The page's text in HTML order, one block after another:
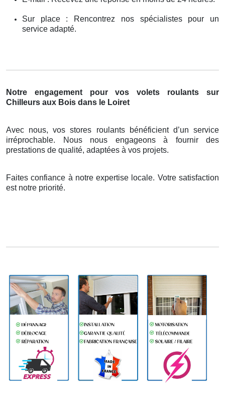
Sur place : Rencontrez nos spécialistes pour un
service adapté.
Notre engagement pour vos volets roulants sur
Chilleurs aux Bois dans le Loiret
Avec nous, vos stores roulants bénéficient d’un service
irréprochable. Nous nous engageons à fournir des
prestations de qualité, adaptées à vos projets.
Faites confiance à notre expertise locale. Votre satisfaction
est notre priorité.